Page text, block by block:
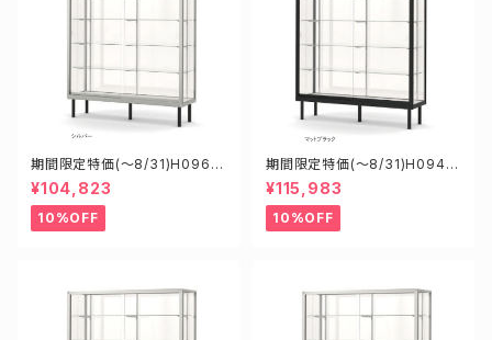
期間限定特価(～8/31)H0960
5S W900D600H1500mm 新
型業務用ガラスケース ショーケ
ース
¥104,823
10%OFF
期間限定特価(～8/31)H0945
8B W900D450H1800mm 新
型業務用ガラスケース ショーケ
ース
¥115,983
10%OFF